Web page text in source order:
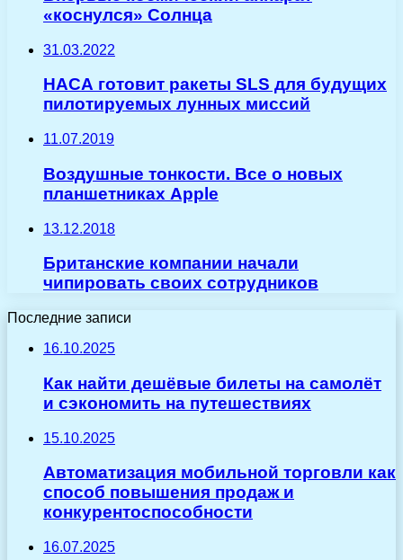
«коснулся» Солнца
31.03.2022
НАСА готовит ракеты SLS для будущих
пилотируемых лунных миссий
11.07.2019
Воздушные тонкости. Все о новых
планшетниках Apple
13.12.2018
Британские компании начали
чипировать своих сотрудников
Последние записи
16.10.2025
Как найти дешёвые билеты на самолёт
и сэкономить на путешествиях
15.10.2025
Автоматизация мобильной торговли как
способ повышения продаж и
конкурентоспособности
16.07.2025